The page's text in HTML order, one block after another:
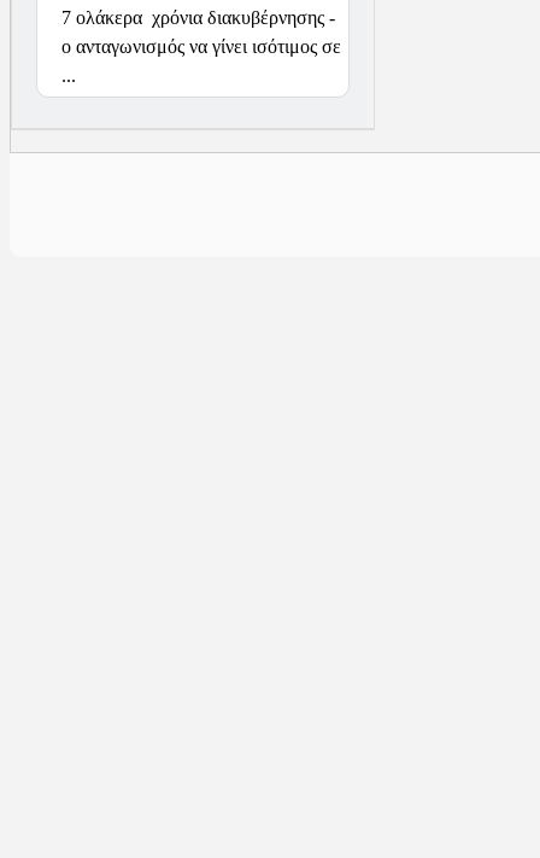
7 ολάκερα χρόνια διακυβέρνησης -
ο ανταγωνισμός να γίνει ισότιμος σε
...